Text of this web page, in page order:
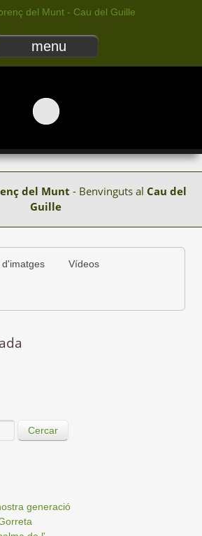
menu
del Munt - Benvinguts al Cau del
Guille
d'imatges Vídeos
Cercar
generació